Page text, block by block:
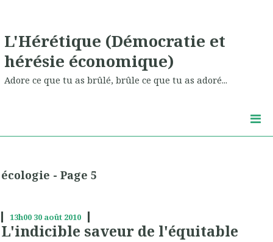
L'Hérétique (Démocratie et
hérésie économique)
Adore ce que tu as brûlé, brûle ce que tu as adoré...
écologie - Page 5
13h00 30 août 2010
L'indicible saveur de l'équitable